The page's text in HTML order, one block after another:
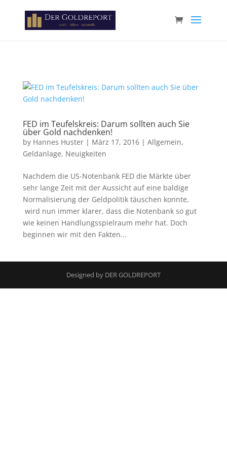
FED im Teufelskreis: Darum sollten auch Sie
über Gold nachdenken!
by Hannes Huster| März 17, 2016| Allgemein,
Geldanlage, Neuigkeiten
Nachdem die US-Notenbank FED die Märkte über
sehr lange Zeit mit der Aussicht auf eine baldige
Normalisierung der Geldpolitik täuschen konnte,
wird nun immer klarer, dass die Notenbank so gut
wie keinen Handlungsspielraum mehr hat. Doch
beginnen wir mit den Fakten...
Designed by DER GOLDREPORT